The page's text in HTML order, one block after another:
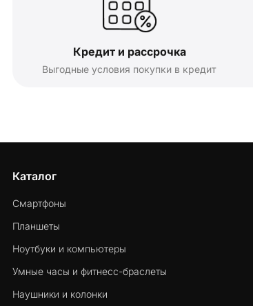
Кредит и рассрочка
Выгодные условия покупки в кредит
Каталог
Смартфоны
Планшеты
Ноутбуки и компьютеры
Умные часы и фитнесс-браслеты
Наушники и колонки